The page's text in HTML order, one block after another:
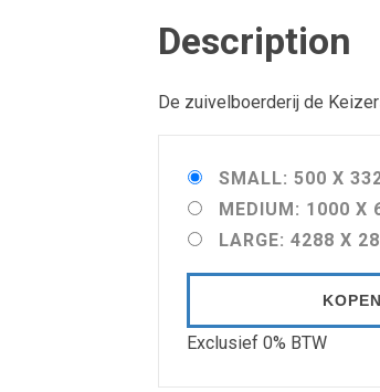
Description
De zuivelboerderij de
SMALL: 500 X
MEDIUM: 1000 X
LARGE: 4288 X
KOPEN
Exclusief 0% BTW